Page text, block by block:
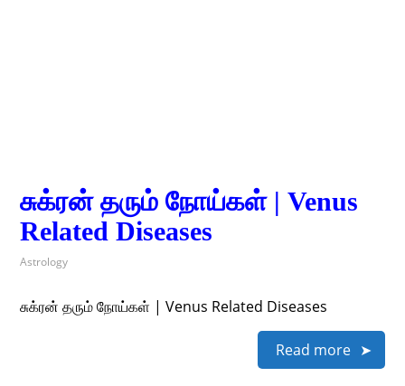
சுக்ரன் தரும் நோய்கள் | Venus
Related Diseases
Astrology
சுக்ரன் தரும் நோய்கள் | Venus Related Diseases
Read more